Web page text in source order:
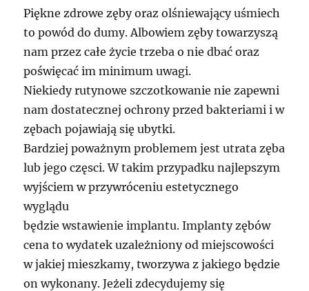
Piękne zdrowe zęby oraz olśniewający uśmiech
to powód do dumy. Albowiem zęby towarzyszą
nam przez całe życie trzeba o nie dbać oraz
poświęcać im minimum uwagi.
Niekiedy rutynowe szczotkowanie nie zapewni
nam dostatecznej ochrony przed bakteriami i w
zębach pojawiają się ubytki.
Bardziej poważnym problemem jest utrata zęba
lub jego częsci. W takim przypadku najlepszym
wyjściem w przywróceniu estetycznego
wyglądu
będzie wstawienie implantu. Implanty zębów
cena to wydatek uzależniony od miejscowości
w jakiej mieszkamy, tworzywa z jakiego będzie
on wykonany. Jeżeli zdecydujemy się